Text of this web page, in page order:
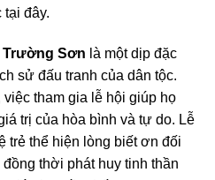
tại đây.
Trường Sơn là một dịp đặc
sử đấu tranh của dân tộc.
tham gia lễ hội giúp họ
trị của hòa bình và tự do. Lễ
trẻ thể hiện lòng biết ơn đối
thời phát huy tinh thần